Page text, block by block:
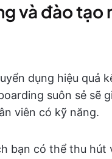
và đào tạo
dụng hiệu quả
suôn sẻ sẽ
viên có kỹ năng.
bạn có thể thu hút